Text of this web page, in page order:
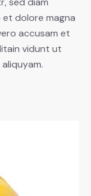
dolore magna
accusam et
vidunt ut